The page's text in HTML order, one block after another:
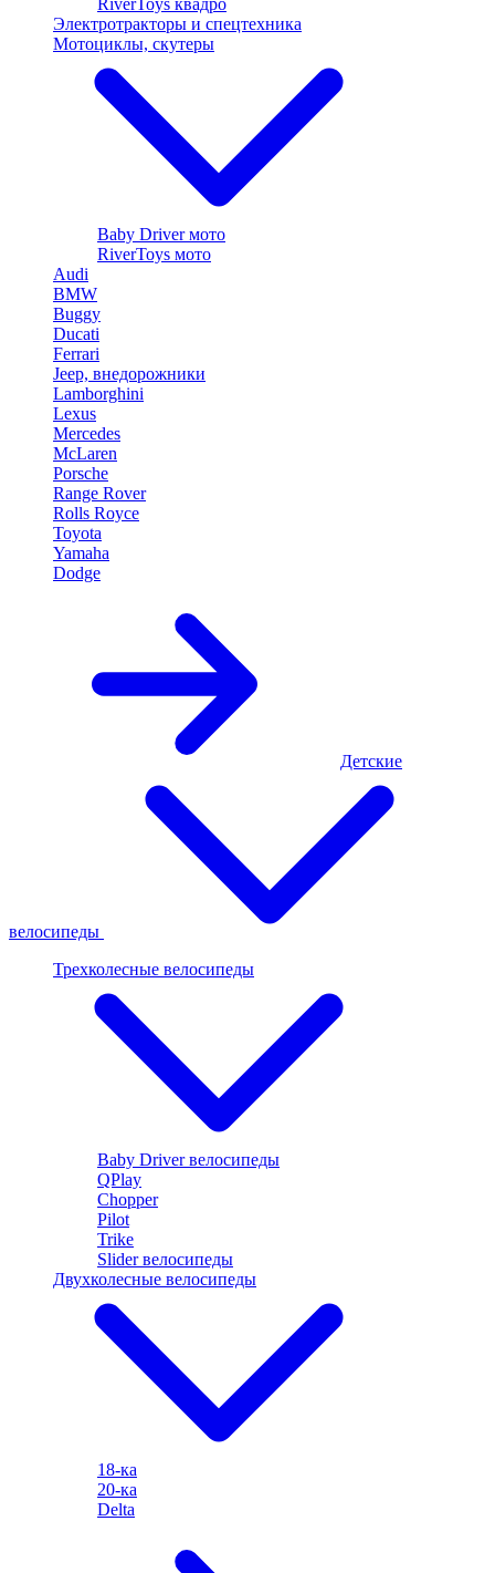
RiverToys квадро
Электротракторы и спецтехника
Мотоциклы, скутеры
Baby Driver мото
RiverToys мото
Audi
BMW
Buggy
Ducati
Ferrari
Jeep, внедорожники
Lamborghini
Lexus
Mercedes
McLaren
Porsche
Range Rover
Rolls Royce
Toyota
Yamaha
Dodge
Детские
велосипеды
Трехколесные велосипеды
Baby Driver велосипеды
QPlay
Chopper
Pilot
Trike
Slider велосипеды
Двухколесные велосипеды
18-ка
20-ка
Delta